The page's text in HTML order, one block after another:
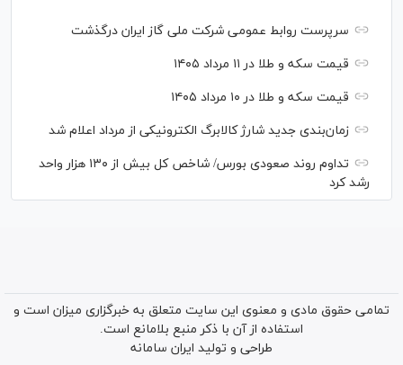
سرپرست روابط عمومی شرکت ملی گاز ایران درگذشت
قیمت سکه و طلا در ۱۱ مرداد ۱۴۰۵
قیمت سکه و طلا در ۱۰ مرداد ۱۴۰۵
زمان‌بندی جدید شارژ کالابرگ الکترونیکی از مرداد اعلام شد
تداوم روند صعودی بورس/ شاخص کل بیش از ۱۳۰ هزار واحد
رشد کرد
تمامی حقوق مادی و معنوی این سایت متعلق به خبرگزاری میزان است و
استفاده از آن با ذکر منبع بلامانع است.
طراحی و تولید ایران سامانه